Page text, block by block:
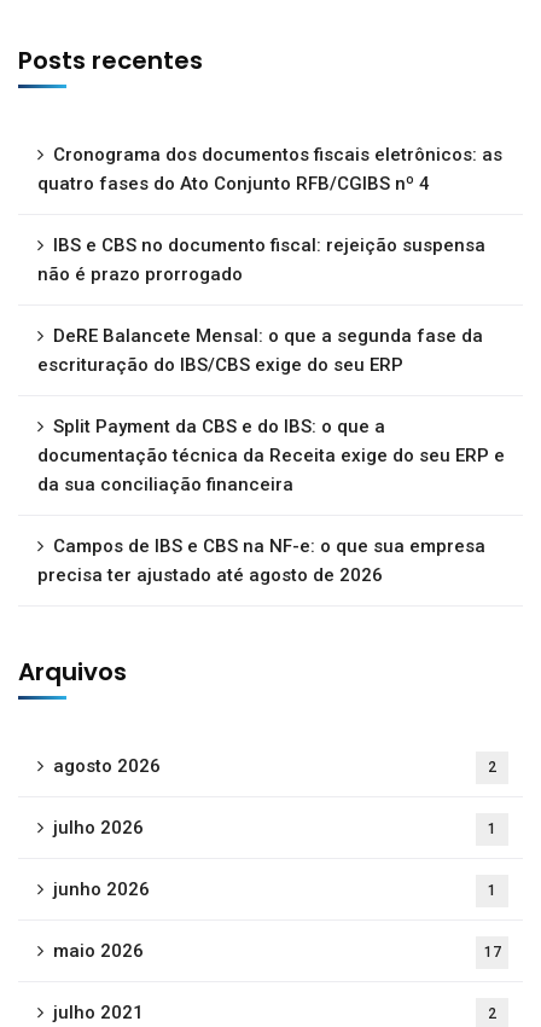
Posts recentes
Cronograma dos documentos fiscais eletrônicos: as
quatro fases do Ato Conjunto RFB/CGIBS nº 4
IBS e CBS no documento fiscal: rejeição suspensa
não é prazo prorrogado
DeRE Balancete Mensal: o que a segunda fase da
escrituração do IBS/CBS exige do seu ERP
Split Payment da CBS e do IBS: o que a
documentação técnica da Receita exige do seu ERP e
da sua conciliação financeira
Campos de IBS e CBS na NF-e: o que sua empresa
precisa ter ajustado até agosto de 2026
Arquivos
agosto 2026 2
julho 2026 1
junho 2026 1
maio 2026 17
julho 2021 2